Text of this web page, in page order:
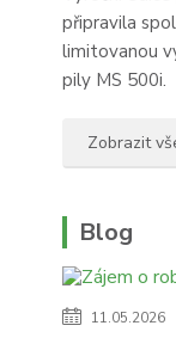
připravila
limitovanou
pily MS 500i.
Zobrazit
Blog
11.05.2026